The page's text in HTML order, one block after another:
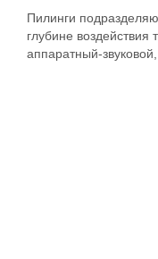
Пилинги
глубине воздействия
аппаратный-